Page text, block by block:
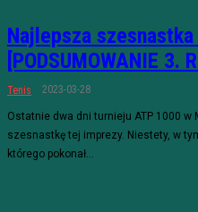
Najlepsza
[PODSUMOWANIE 3.
Tenis 2023-03-28
Ostatnie dwa dni turnieju ATP 1000 w
szesnastkę tej imprezy. Niestety, w
którego pokonał...